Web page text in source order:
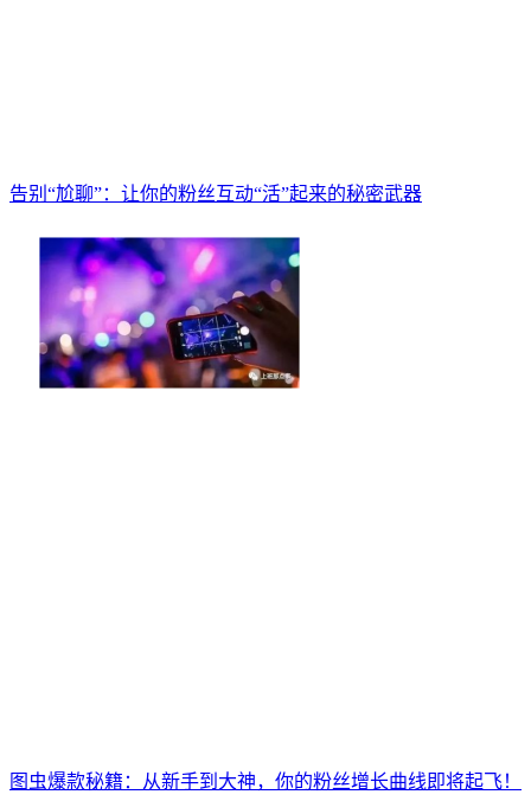
告别“尬聊”：让你的粉丝互动“活”起来的秘密武器
图虫爆款秘籍：从新手到大神，你的粉丝增长曲线即将起飞！